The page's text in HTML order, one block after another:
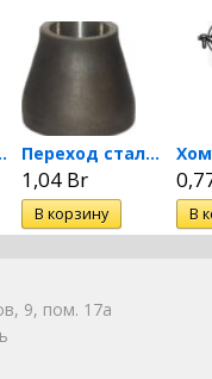
Переход стальной черный 40х32
1,04 Br
9, пом. 17а